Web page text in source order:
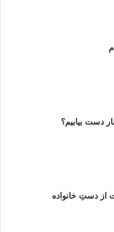
دست بیابیم؟
دستِ خانواده